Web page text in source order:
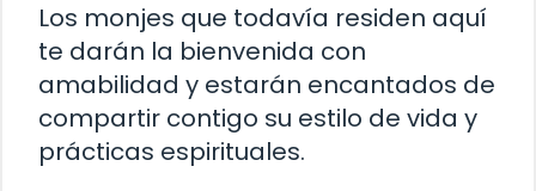
Los monjes que todavía residen aquí
te darán la bienvenida con
amabilidad y estarán encantados de
compartir contigo su estilo de vida y
prácticas espirituales.